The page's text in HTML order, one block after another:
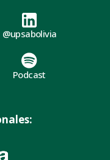
@upsabolivia
Podcast